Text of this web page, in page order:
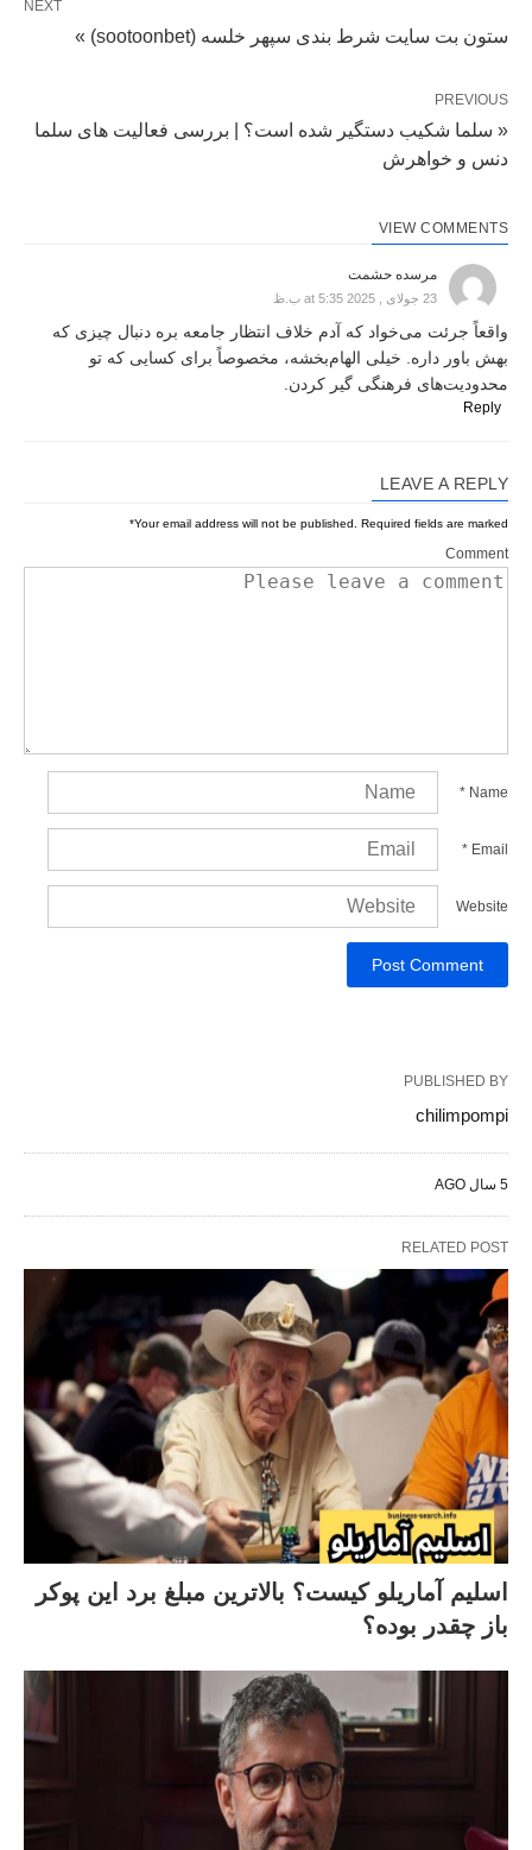
NEXT
ستون بت سایت شرط بندی سپهر خلسه (sootoonbet) »
PREVIOUS
« سلما شکیب دستگیر شده است؟ | بررسی فعالیت های سلما
دنس و خواهرش
VIEW COMMENTS
مرسده حشمت
23 جولای , 2025 at 5:35 ب.ظ
واقعاً جرئت می‌خواد که آدم خلاف انتظار جامعه بره دنبال چیزی که
بهش باور داره. خیلی الهام‌بخشه، مخصوصاً برای کسایی که تو
محدودیت‌های فرهنگی گیر کردن.
Reply
LEAVE A REPLY
Your email address will not be published. Required fields are marked
*
Comment
Name
*
Email
*
Website
PUBLISHED BY
chilimpompi
5 سال AGO
RELATED POST
اسلیم آماریلو کیست؟ بالاترین مبلغ برد این پوکر
باز چقدر بوده؟